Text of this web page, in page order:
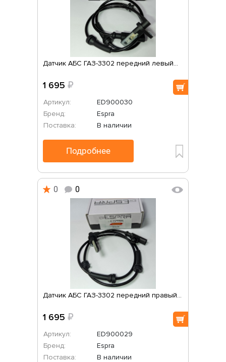
Датчик АБС ГАЗ-3302 передний левый...
1 695 ₽
Артикул:
ED900030
Бренд:
Espra
Поставка:
В наличии
Подробнее
0 0
Датчик АБС ГАЗ-3302 передний правый...
1 695 ₽
Артикул:
ED900029
Бренд:
Espra
Поставка:
В наличии